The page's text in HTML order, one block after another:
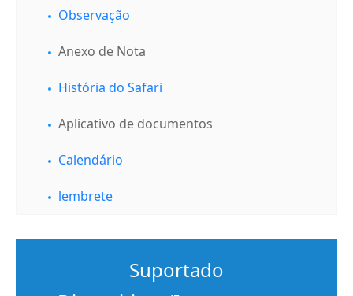
Observação
Anexo de Nota
História do Safari
Aplicativo de documentos
Calendário
lembrete
Suportado